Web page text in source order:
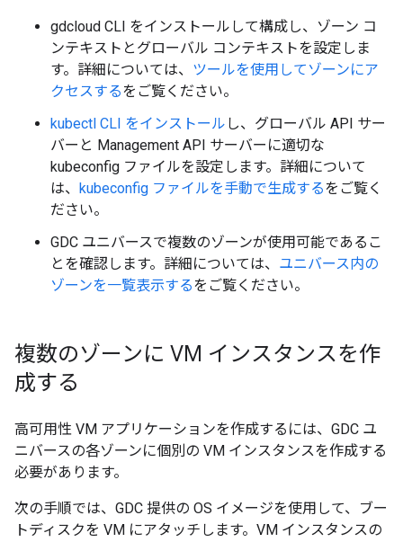
gdcloud CLI をインストールして構成し、ゾーン コ
ンテキストとグローバル コンテキストを設定しま
す。詳細については、 ツールを使用してゾーンにア
クセスするをご覧ください。
kubectl CLI をインストール し、グローバル API サー
バーと Management API サーバーに適切な
kubeconfig ファイルを設定します。詳細について
は、 kubeconfig ファイルを手動で生成するをご覧く
ださい。
GDC ユニバースで複数のゾーンが使用可能であるこ
とを確認します。詳細については、 ユニバース内の
ゾーンを一覧表示するをご覧ください。
複数のゾーンに VM インスタンスを作
成する
高可用性 VM アプリケーションを作成するには、GDC ユ
ニバースの各ゾーンに個別の VM インスタンスを作成する
必要があります。
次の手順では、GDC 提供の OS イメージを使用して、ブー
トディスクを VM にアタッチします。VM インスタンスの